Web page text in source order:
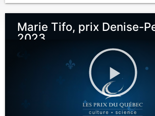
Marie Tifo, prix Denise-
2023